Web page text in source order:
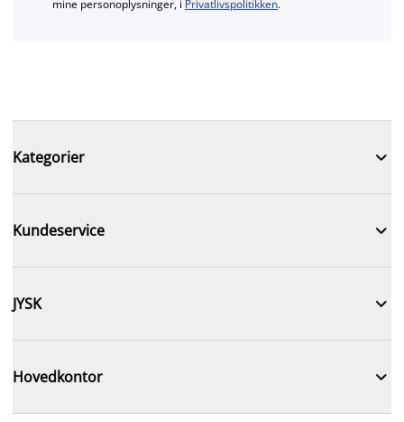
mine personoplysninger, i Privatlivspolitikken.
Kategorier 
Kundeservice 
JYSK 
Hovedkontor 